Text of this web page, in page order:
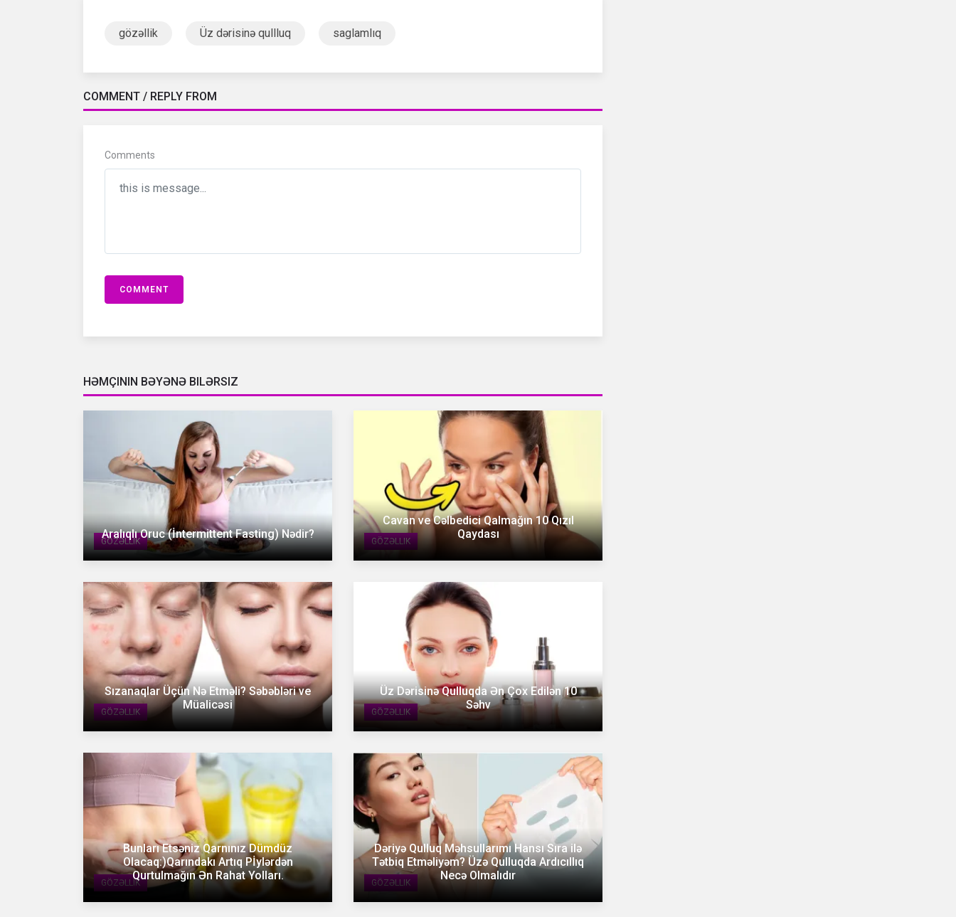
gözəllik Üz dərisinə qullluq saglamlıq
COMMENT / REPLY FROM
Comments
COMMENT
HƏMÇININ BƏYƏNƏ BILƏRSIZ
GÖZƏLLIK
Aralıqlı Oruc (İntermittent Fasting) Nədir?
GÖZƏLLIK
Cavan ve Cəlbedici Qalmağın 10 Qızıl
Qaydası
GÖZƏLLIK
Sızanaqlar Üçün Nə Etməli? Səbəbləri ve
Müalicəsi
GÖZƏLLIK
Üz Dərisinə Qulluqda Ən Çox Edilən 10
Səhv
GÖZƏLLIK
Bunları Etsəniz Qarnınız Dümdüz
Olacaq:)Qarındakı Artıq Pİylərdən
Qurtulmağın Ən Rahat Yolları.
GÖZƏLLIK
Dəriyə Qulluq Məhsullarımı Hansı Sıra ilə
Tətbiq Etməliyəm? Üzə Qulluqda Ardıcıllıq
Necə Olmalıdır